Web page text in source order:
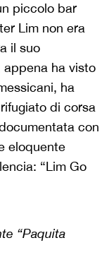
piccolo bar
Lim non era
il suo
appena ha visto
ha
di corsa
con
eloquente
“Lim Go
“Paquita